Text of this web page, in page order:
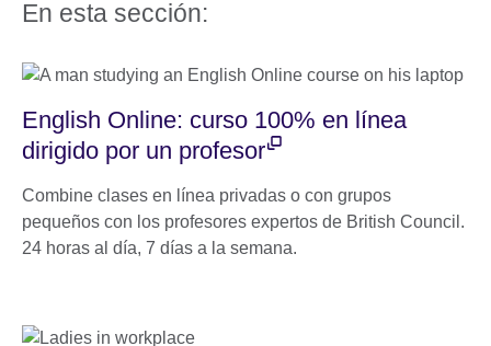
En esta sección:
English Online: curso 100% en línea
dirigido por un profesor
Combine clases en línea privadas o con grupos
pequeños con los profesores expertos de British Council.
24 horas al día, 7 días a la semana.